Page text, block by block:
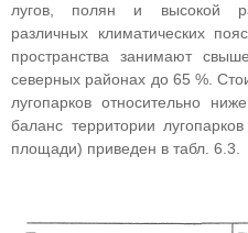
лугов, полян и высокой
различных климатических
пространства занимают
северных районах до 65 %.
лугопарков относительно
баланс территории
площади) приведен в табл. 6.3.